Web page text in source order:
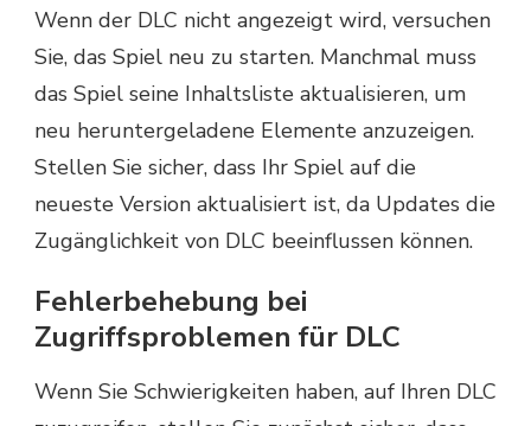
Wenn der DLC nicht angezeigt wird, versuchen
Sie, das Spiel neu zu starten. Manchmal muss
das Spiel seine Inhaltsliste aktualisieren, um
neu heruntergeladene Elemente anzuzeigen.
Stellen Sie sicher, dass Ihr Spiel auf die
neueste Version aktualisiert ist, da Updates die
Zugänglichkeit von DLC beeinflussen können.
Fehlerbehebung bei
Zugriffsproblemen für DLC
Wenn Sie Schwierigkeiten haben, auf Ihren DLC